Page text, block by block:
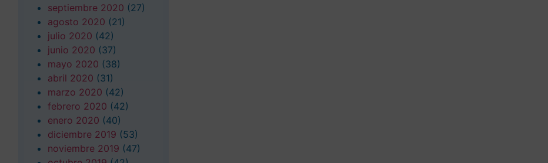
septiembre 2020 (27)
agosto 2020 (21)
julio 2020 (42)
junio 2020 (37)
mayo 2020 (38)
abril 2020 (31)
marzo 2020 (42)
febrero 2020 (42)
enero 2020 (40)
diciembre 2019 (53)
noviembre 2019 (47)